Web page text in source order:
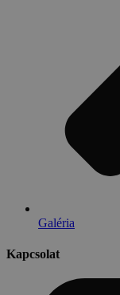
Galéria
Kapcsolat